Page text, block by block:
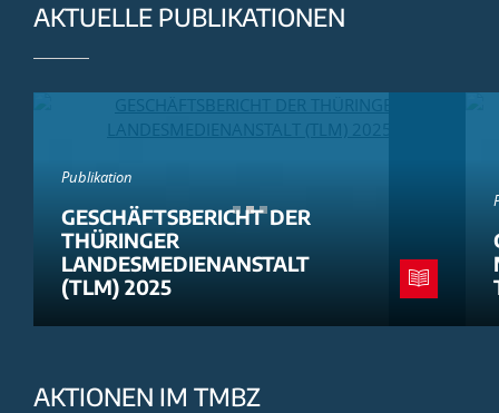
AKTUELLE PUBLIKATIONEN
Publikation
GESCHÄFTSBERICHT DER
THÜRINGER
LANDESMEDIENANSTALT
(TLM) 2025
AKTIONEN IM TMBZ